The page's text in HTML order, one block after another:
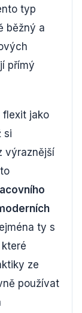
typ
běžný a
přímý
flexit jako
si
výraznější
ty s
ze
používat